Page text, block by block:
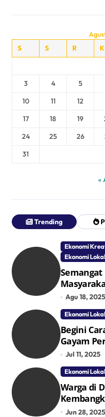
S
S R K
3
4 5
10
11 12
17
18 19
24
25 26
31
«
Trending
Ekonomi
Ekonomi Lokal
Desa
Agu 18, 2025
Ekonomi Lokal
Begini
Gayam
TPID
Jul 11, 2025
Ekonomi Lokal
Warga di
Jun 28, 2025